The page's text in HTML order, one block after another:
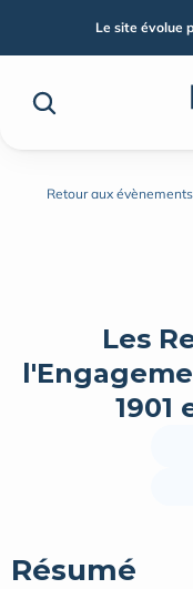
Retour aux évènements
Les
1901
Résumé
Le site évolue